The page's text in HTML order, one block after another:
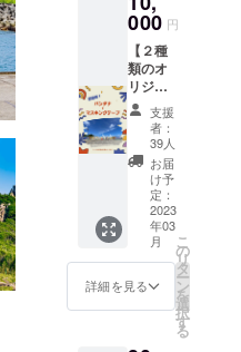
す。 た
くさん
使って
も良
し！誰
かと
シェア
しても
良し！
000 円
【２種
類のオ
リジナ
ルグッ
ズ！】
壁画柄
のバン
ダナと
マスキ
ング
テープ
をお届
けしま
す。 今
回のプ
ロジェ
支援
者：
39人
お届
け予
定：
2023
年03
月
詳細を見る
こ
の
リ
タ
ー
ン
を
選
択
す
る